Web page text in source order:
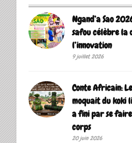
Ngand’a Sao
safou célèbre la
l’innovation
9 juillet 2026
Conte Africain:
moquait du koki
a fini par se
corps
20 juin 2026